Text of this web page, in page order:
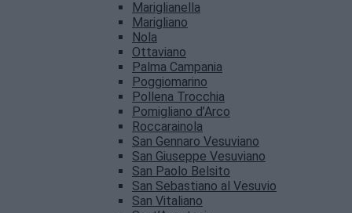
Mariglianella
Marigliano
Nola
Ottaviano
Palma Campania
Poggiomarino
Pollena Trocchia
Pomigliano d’Arco
Roccarainola
San Gennaro Vesuviano
San Giuseppe Vesuviano
San Paolo Belsito
San Sebastiano al Vesuvio
San Vitaliano